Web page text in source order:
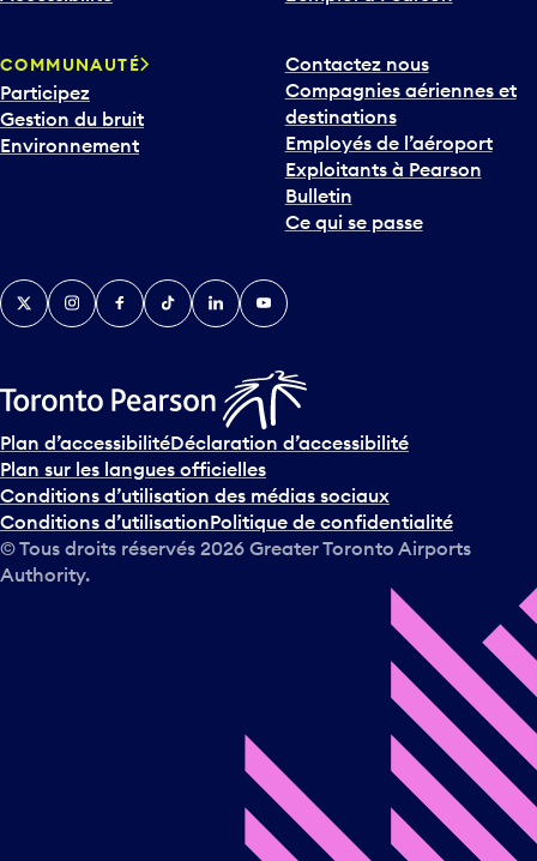
Participez
Gestion du bruit
Environnement
Compagnies aériennes et
destinations
Employés de l’aéroport
Exploitants à Pearson
Bulletin
Ce qui se passe
Plan d’accessibilitéDéclaration d’accessibilité
Plan sur les langues officielles
Conditions d’utilisation des médias sociaux
Conditions d’utilisation Politique de confidentialité
© Tous droits réservés2026Greater Toronto Airports
Authority.